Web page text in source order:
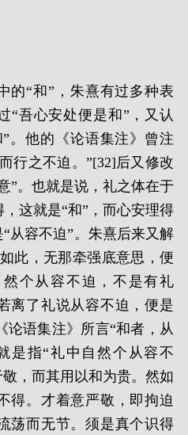
的“和”，朱熹有过多种表
“吾心安处便是和”，又认
。他的《论语集注》曾注
行之不迫。”[32]后又修改
”。也就是说，礼之体在于
这就是“和”，而心安理得
从容不迫”。朱熹后来又解
此，无那牵强底意思，便
个从容不迫，不是有礼
离了礼说从容不迫，便是
论语集注》所言“和者，从
是指“礼中自然个从容不
，而其用以和为贵。然如
得。才着意严敬，即拘迫
荡而无节。须是真个识得